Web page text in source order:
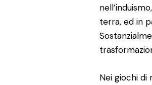
terra, ed in
Nei giochi di